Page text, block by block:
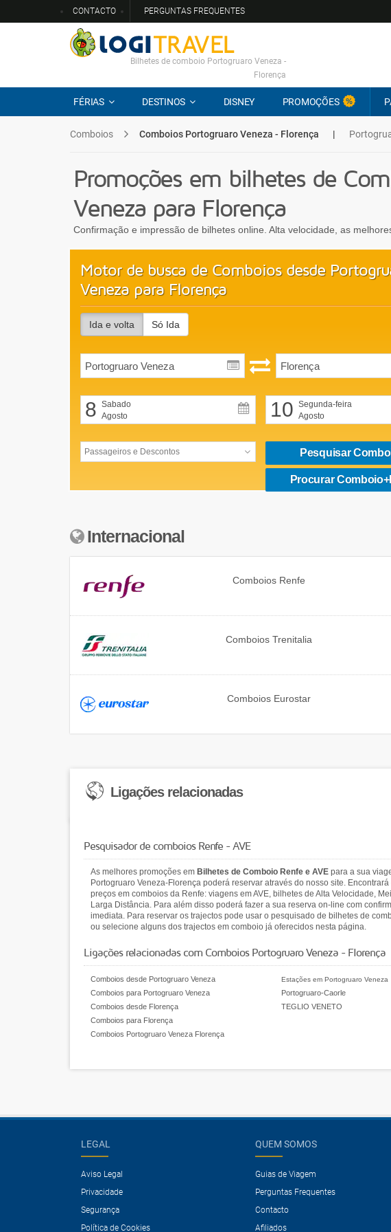
CONTACTO PERGUNTAS FREQUENTES
Bilhetes de comboio Portogruaro Veneza -
Florença
FÉRIAS DESTINOS DISNEY PROMOÇÕES
Comboios Comboios Portogruaro Veneza - Florença |
Promoções em bilhetes de
Veneza para Florença
Confirmação e impressão de bilhetes online. Alta velocidade, as
Motor de busca de Comboios desde
Veneza para Florença
Ida e volta Só Ida
8 Sabado
Agosto
10 Segunda-feira
Agosto
Pesquisar
Procurar
Internacional
Comboios Renfe
Comboios Trenitalia
Comboios Eurostar
Ligações relacionadas
Pesquisador de comboios Renfe - AVE
As melhores promoções em Bilhetes de Comboio Renfe e AVE para a sua
Portogruaro Veneza-Florença poderá reservar através do nosso site.
preços em comboios da Renfe: viagens em AVE, bilhetes de Alta Velocidade,
Larga Distância. Para além disso poderá fazer a sua reserva on-line com
imediata. Para reservar os trajectos pode usar o pesquisado de bilhetes de
ou selecione alguns dos trajectos em comboio já oferecidos nesta página.
Ligações relacionadas com Comboios Portogruaro Veneza - Florença
Comboios desde Portogruaro Veneza
Comboios para Portogruaro Veneza
Comboios desde Florença
Comboios para Florença
Comboios Portogruaro Veneza Florença
Estações em Portogruaro Veneza
Portogruaro-Caorle
TEGLIO VENETO
LEGAL
Aviso Legal
Privacidade
Segurança
Política de Cookies
QUEM SOMOS
Guias de Viagem
Perguntas Frequentes
Contacto
Afiliados